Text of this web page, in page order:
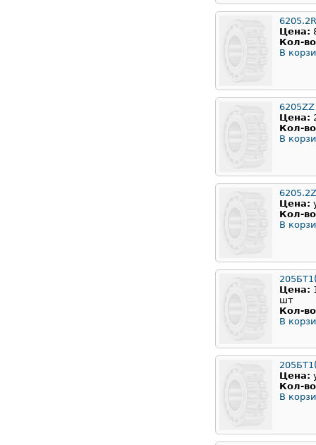
Цена:
Кол-
В
6205ZZ
Цена:
Кол-
В
6205.2Z
Цена:
Кол-
В
Цена:
шт
Кол-
В
Цена:
Кол-
В